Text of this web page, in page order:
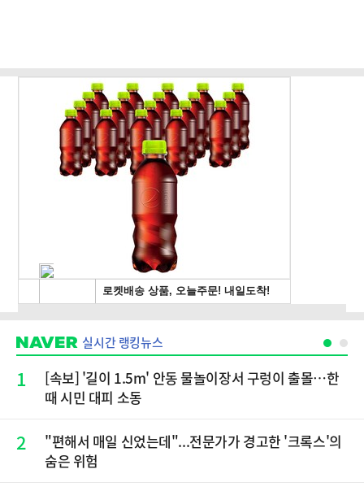
실시간 랭킹뉴스
1
[속보] '길이 1.5m' 안동 물놀이장서 구렁이 출몰…한
때 시민 대피 소동
2
"편해서 매일 신었는데"...전문가가 경고한 '크록스'의
숨은 위험